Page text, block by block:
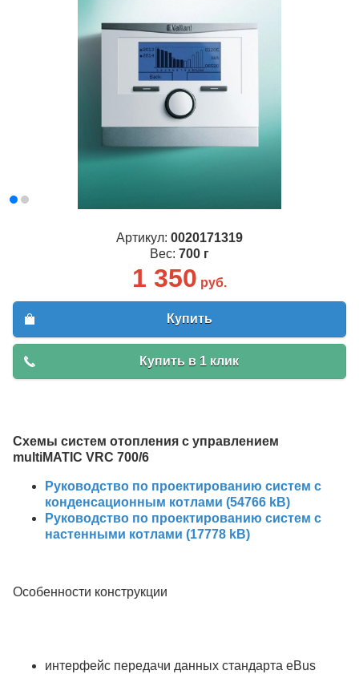
Артикул: 0020171319
Вес: 700 г
1 350 руб.
Купить
Купить в 1 клик
Схемы систем отопления с управлением
multiMATIC VRC 700/6
Руководство по проектированию систем с
конденсационным котлами (54766 kB)
Руководство по проектированию систем с
настенными котлами (17778 kB)
Особенности конструкции
интерфейс передачи данных стандарта eBus